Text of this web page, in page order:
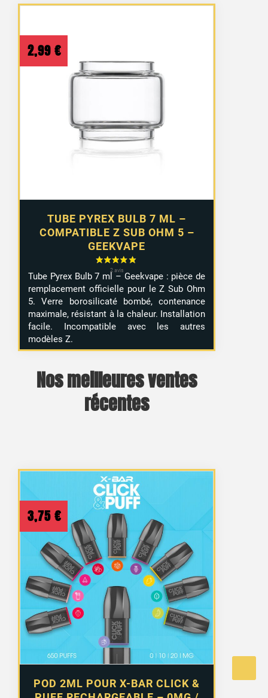
TUBE PYREX BULB 7 ML –
COMPATIBLE Z SUB OHM 5 –
GEEKVAPE
2,99 €
Tube Pyrex Bulb 7 ml – Geekvape : pièce de
remplacement officielle pour le Z Sub Ohm
5. Verre borosilicaté bombé, contenance
maximale, résistant à la chaleur. Installation
facile. Incompatible avec les autres
modèles Z.
Nos meilleures ventes
récentes
POD 2ML POUR X-BAR CLICK &
3,75 €